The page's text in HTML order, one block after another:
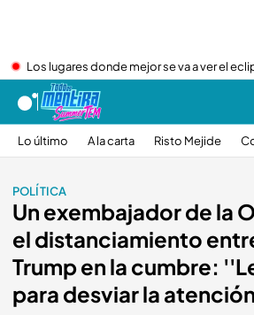
Los lugares donde mejor se va a ver el
Lo último A la carta Risto Mejide
POLÍTICA
Un exembajador de la
el distanciamiento
Trump en la cumbre:
para desviar la